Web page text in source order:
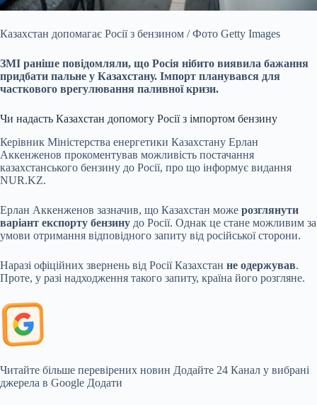
Казахстан допомагає Росії з бензином / Фото Getty Images
ЗМІ раніше повідомляли, що Росія нібито виявила бажання
придбати пальне у Казахстану. Імпорт планувався для
часткового врегулювання паливної кризи.
Чи надасть Казахстан допомогу Росії з імпортом бензину
Керівник Міністерства енергетики Казахстану Ерлан
Аккенженов прокоментував можливість постачання
казахстанського бензину до Росії, про що інформує видання
NUR.KZ.
Ерлан Аккенженов зазначив, що Казахстан може розглянути
варіант експорту бензину до Росії. Однак це стане можливим за
умови отримання відповідного запиту від російської сторони.
Наразі офіційних звернень від Росії Казахстан не одержував.
Проте, у разі надходження такого запиту, країна його розгляне.
Читайте більше перевірених новин Додайте 24 Канал у вибрані
джерела в Google Додати